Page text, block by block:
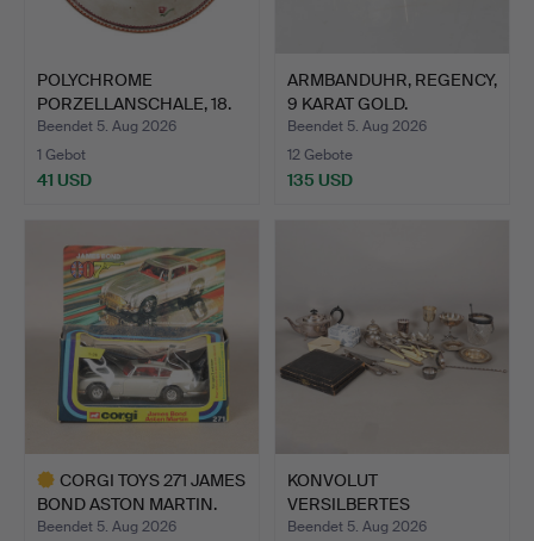
POLYCHROME
PORZELLANSCHALE, 18.
JAHRHUNDER…
Beendet 5. Aug 2026
1 Gebot
41 USD
ARMBANDUHR, REGENCY,
9 KARAT GOLD.
Beendet 5. Aug 2026
12 Gebote
135 USD
CORGI TOYS 271 JAMES
BOND ASTON MARTIN.
Beendet 5. Aug 2026
KONVOLUT
VERSILBERTES
TAFELGERÄT (MENGE).
Beendet 5. Aug 2026